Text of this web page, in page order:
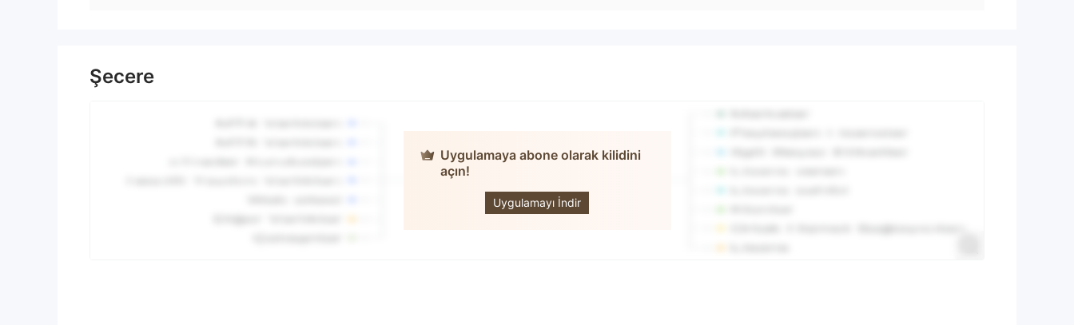
Şecere
Uygulamaya abone olarak kilidini
açın!
Uygulamayı İndir